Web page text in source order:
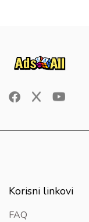
Korisni linkovi
FAQ